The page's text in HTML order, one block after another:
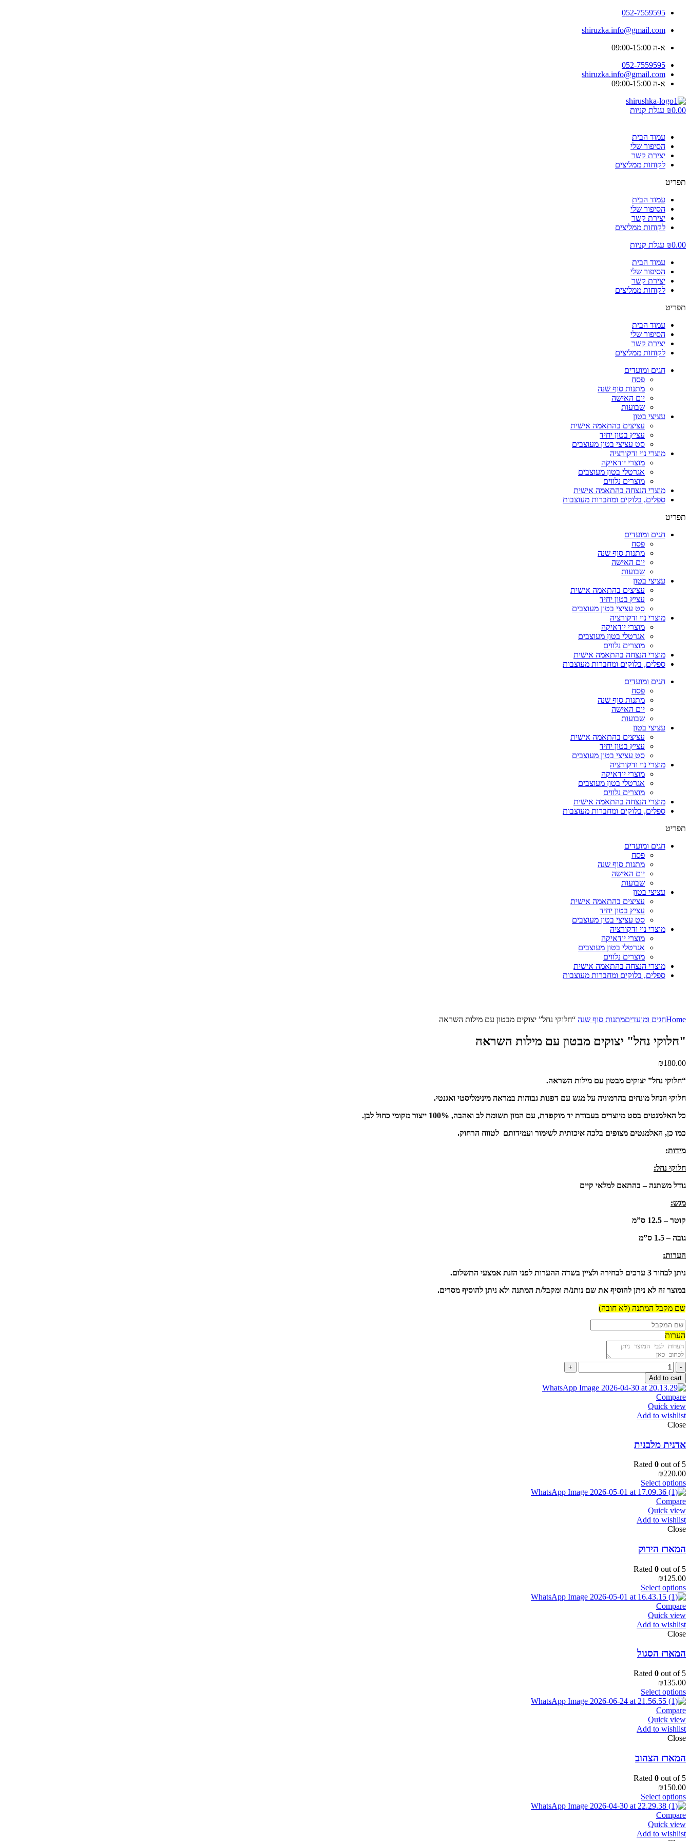
052-7559595
shiruzka.info@gmail.com
א-ה 09:00-15:00
052-7559595
shiruzka.info@gmail.com
א-ה 09:00-15:00
₪0.00 עגלת קניות
עמוד הבית
הסיפור שלי
יצירת קשר
לקוחות ממליצים
תפריט
עמוד הבית
הסיפור שלי
יצירת קשר
לקוחות ממליצים
₪0.00
עגלת קניות
עמוד הבית
הסיפור שלי
יצירת קשר
לקוחות ממליצים
תפריט
עמוד הבית
הסיפור שלי
יצירת קשר
לקוחות ממליצים
חגים ומועדים
פסח
מתנות סוף שנה
יום האישה
שבועות
עציצי בטון
עציצים בהתאמה אישית
עציץ בטון יחיד
סט עציצי בטון מעוצבים
מוצרי נוי ודקורציה
מוצרי יודאיקה
אגרטלי בטון מעוצבים
מוצרים נלווים
מוצרי הנצחה בהתאמה אישית
ספלים, בלוקים ומחברות מעוצבות
תפריט
חגים ומועדים
פסח
מתנות סוף שנה
יום האישה
שבועות
עציצי בטון
עציצים בהתאמה אישית
עציץ בטון יחיד
סט עציצי בטון מעוצבים
מוצרי נוי ודקורציה
מוצרי יודאיקה
אגרטלי בטון מעוצבים
מוצרים נלווים
מוצרי הנצחה בהתאמה אישית
ספלים, בלוקים ומחברות מעוצבות
חגים ומועדים
פסח
מתנות סוף שנה
יום האישה
שבועות
עציצי בטון
עציצים בהתאמה אישית
עציץ בטון יחיד
סט עציצי בטון מעוצבים
מוצרי נוי ודקורציה
מוצרי יודאיקה
אגרטלי בטון מעוצבים
מוצרים נלווים
מוצרי הנצחה בהתאמה אישית
ספלים, בלוקים ומחברות מעוצבות
תפריט
חגים ומועדים
פסח
מתנות סוף שנה
יום האישה
שבועות
עציצי בטון
עציצים בהתאמה אישית
עציץ בטון יחיד
סט עציצי בטון מעוצבים
מוצרי נוי ודקורציה
מוצרי יודאיקה
אגרטלי בטון מעוצבים
מוצרים נלווים
מוצרי הנצחה בהתאמה אישית
ספלים, בלוקים ומחברות מעוצבות
Homeחגים ומועדיםמתנות סוף שנה “חלוקי נחל” יצוקים מבטון עם מילות השראה
"חלוקי נחל" יצוקים מבטון עם מילות השראה
₪180.00
“חלוקי נחל” יצוקים מבטון עם מילות השראה.
חלוקי הנחל מונחים בהרמוניה על מגש עם דפנות גבוהות במראה מינימליסטי ואגנטי.
כל האלמנטים בסט מיוצרים בעבודת יד מוקפדת, עם המון תשומת לב ואהבה, 100% ייצור מקומי כחול לבן.
כמו כן, האלמנטים מצופים בלכה איכותית לשימור ועמידותם לטווח הרחוק.
מידות:
חלוקי נחל:
גודל משתנה – בהתאם למלאי קיים
מגש:
קוטר – 12.5 ס”מ
גובה – 1.5 ס”מ
הערות:
ניתן לבחור 3 ערכים לבחירה ולציין בשדה ההערות לפני הזנת אמצעי התשלום.
במוצר זה לא ניתן להוסיף את שם נותנ/ת ומקבל/ת המתנה ולא ניתן להוסיף מסרים.
שם מקבל המתנה (לא חובה)
הערות
"חלוקי
נחל"
יצוקים
מבטון
עם
מילות
השראה
quantity
Add to cart
Compare
Quick view
Add to wishlist
Close
אדנית מלבנית
Rated 0 out of 5
₪220.00
Select options
Compare
Quick view
Add to wishlist
Close
המארז הירוק
Rated 0 out of 5
₪125.00
Select options
Compare
Quick view
Add to wishlist
Close
המארז הסגול
Rated 0 out of 5
₪135.00
Select options
Compare
Quick view
Add to wishlist
Close
המארז הצהוב
Rated 0 out of 5
₪150.00
Select options
Compare
Quick view
Add to wishlist